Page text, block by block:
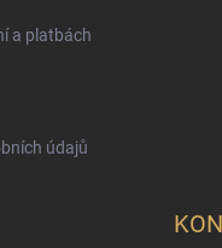
a platbách
údajů